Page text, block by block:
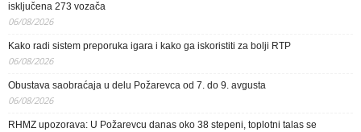
isključena 273 vozača
06/08/2026
Kako radi sistem preporuka igara i kako ga iskoristiti za bolji RTP
06/08/2026
Obustava saobraćaja u delu Požarevca od 7. do 9. avgusta
06/08/2026
RHMZ upozorava: U Požarevcu danas oko 38 stepeni, toplotni talas se